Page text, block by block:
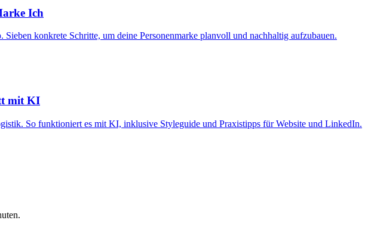
Ich
konkrete Schritte, um deine Personenmarke planvoll und nachhaltig aufzubauen.
mit KI
So funktioniert es mit KI, inklusive Styleguide und Praxistipps für Website und LinkedIn.